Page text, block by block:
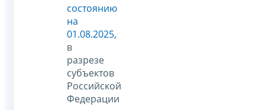
состоянию
на
01.08.2025,
в
разрезе
субъектов
Российской
Федерации